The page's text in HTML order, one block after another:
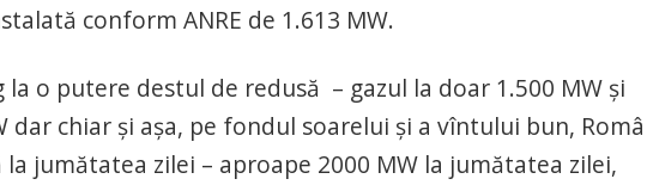
conform ANRE de 1.613 MW.
o putere destul de redusă – gazul la doar 1.500 MW și
dar chiar și așa, pe fondul soarelui și a vîntului bun,
jumătatea zilei – aproape 2000 MW la jumătatea zilei,